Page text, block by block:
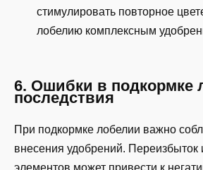
стимулировать повторное
лобелию комплексным
6. Ошибки в подкормке
последствия
При подкормке лобелии важно
внесения удобрений. Переизбыток
элементов может привести к